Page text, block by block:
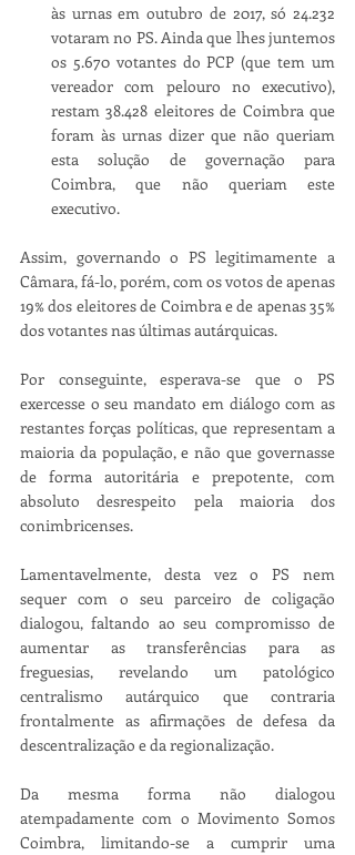
às urnas em outubro de 2017, só 24.232
votaram no PS. Ainda que lhes juntemos
os 5.670 votantes do PCP (que tem um
vereador com pelouro no executivo),
restam 38.428 eleitores de Coimbra que
foram às urnas dizer que não queriam
esta solução de governação para
Coimbra, que não queriam este
executivo.
Assim, governando o PS legitimamente a
Câmara, fá-lo, porém, com os votos de apenas
19% dos eleitores de Coimbra e de apenas 35%
dos votantes nas últimas autárquicas.
Por conseguinte, esperava-se que o PS
exercesse o seu mandato em diálogo com as
restantes forças políticas, que representam a
maioria da população, e não que governasse
de forma autoritária e prepotente, com
absoluto desrespeito pela maioria dos
conimbricenses.
Lamentavelmente, desta vez o PS nem
sequer com o seu parceiro de coligação
dialogou, faltando ao seu compromisso de
aumentar as transferências para as
freguesias, revelando um patológico
centralismo autárquico que contraria
frontalmente as afirmações de defesa da
descentralização e da regionalização.
Da mesma forma não dialogou
atempadamente com o Movimento Somos
Coimbra, limitando-se a cumprir uma